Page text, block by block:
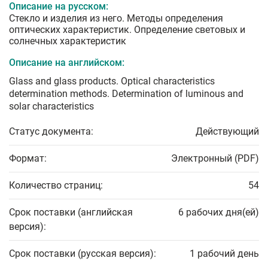
Описание на русском:
Стекло и изделия из него. Методы определения
оптических характеристик. Определение световых и
солнечных характеристик
Описание на английском:
Glass and glass products. Optical characteristics
determination methods. Determination of luminous and
solar characteristics
Статус документа: Действующий
Формат: Электронный (PDF)
Количество страниц: 54
Срок поставки (английская
версия):
6 рабочих дня(ей)
Срок поставки (русская версия): 1 рабочий день